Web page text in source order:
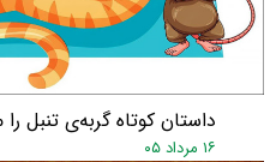
داستان کوتاه گربه‌ی تنبل
۱۶ مرداد ۰۵